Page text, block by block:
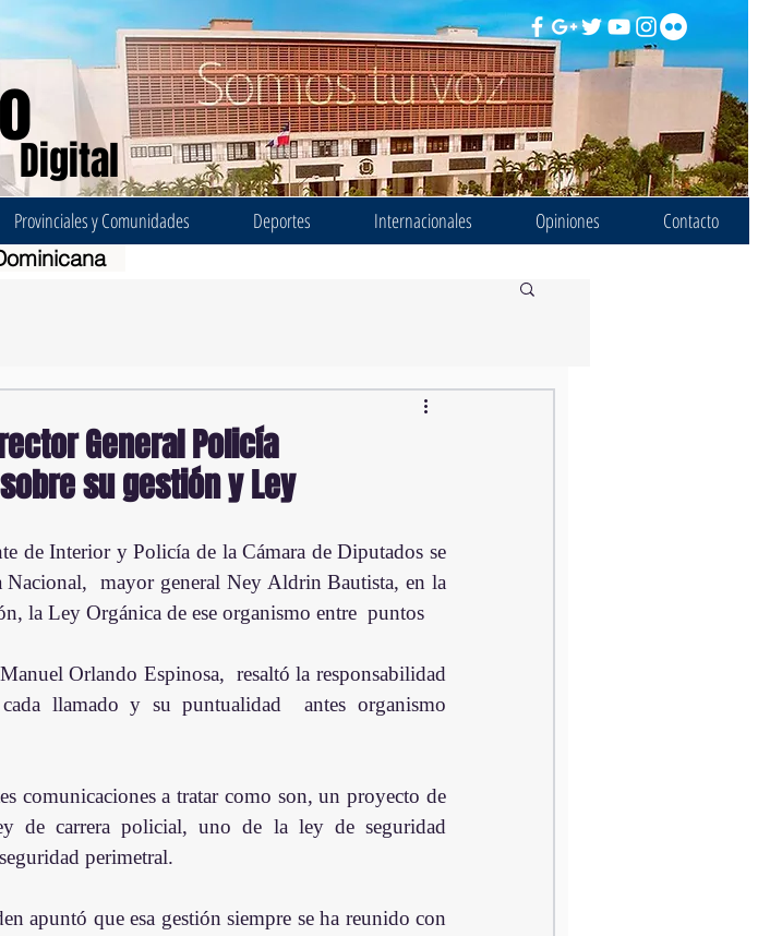
Digital
Provinciales y Comunidades Deportes Internacionales Opiniones Contacto
General Policía
su gestión y Ley
de Interior y Policía de la Cámara de Diputados se
mayor general Ney Aldrin Bautista, en la
la Ley Orgánica de ese organismo entre  puntos
Orlando Espinosa,  resaltó la responsabilidad
llamado y su puntualidad  antes organismo
comunicaciones a tratar como son, un proyecto de
de carrera policial, uno de la ley de seguridad
perimetral.